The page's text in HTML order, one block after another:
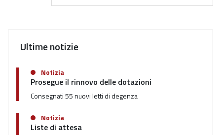
Ultime notizie
Notizia
Prosegue il rinnovo delle dotazioni
Consegnati 55 nuovi letti di degenza
Notizia
Liste di attesa